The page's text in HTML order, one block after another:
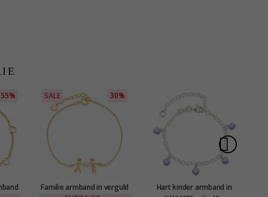
55% SALE 30%
Familie armband in verguld
Hart kinder armband in